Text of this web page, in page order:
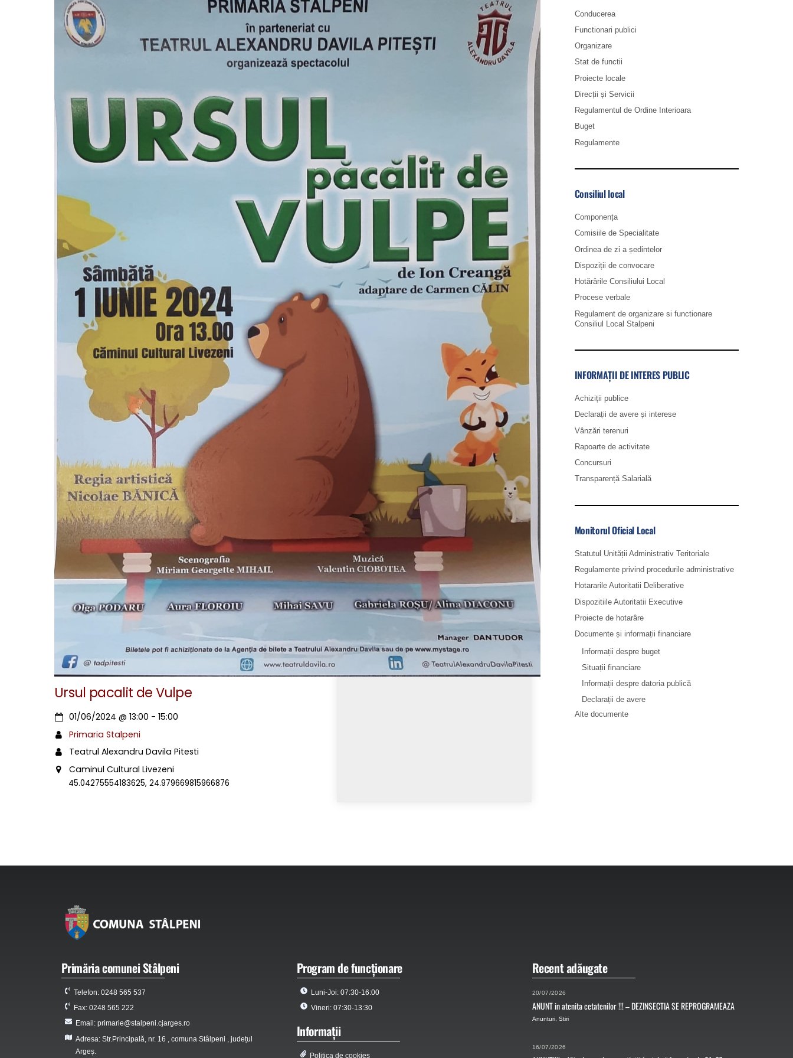
Ursul pacalit de Vulpe
01/06/2024 @13:00 -15:00
Primaria Stalpeni
Teatrul Alexandru Davila Pitesti
Caminul Cultural Livezeni
45.04275554183625, 24.979669815966876
Conducerea
Functionari publici
Organizare
Stat de functii
Proiecte locale
Direcții și Servicii
Regulamentul de Ordine Interioara
Buget
Regulamente
Consiliul local
Componența
Comisiile de Specialitate
Ordinea de zi a ședintelor
Dispoziții de convocare
Hotărârile Consiliului Local
Procese verbale
Regulament de organizare si functionare
Consiliul Local Stalpeni
INFORMAȚII DE INTERES PUBLIC
Achiziții publice
Declarații de avere și interese
Vânzări terenuri
Rapoarte de activitate
Concursuri
Transparență Salarială
Monitorul Oficial Local
Statutul Unității Administrativ Teritoriale
Regulamente privind procedurile administrative
Hotararile Autoritatii Deliberative
Dispozitiile Autoritatii Executive
Proiecte de hotarâre
Documente și informații financiare
Informații despre buget
Situații financiare
Informații despre datoria publică
Declarații de avere
Alte documente
Primăria comunei Stâlpeni
Telefon: 0248 565 537
Fax: 0248 565 222
Email: primarie@stalpeni.cjarges.ro
Adresa: Str.Principală, nr. 16 , comuna Stâlpeni , județul
Argeș.
Program de funcționare
Luni-Joi: 07:30-16:00
Vineri: 07:30-13:30
Informații
Politica de cookies
Recent adăugate
20/07/2026
ANUNT in atenita cetatenilor !!! – DEZINSECTIA SE REPROGRAMEAZA
Anunturi, Stiri
16/07/2026